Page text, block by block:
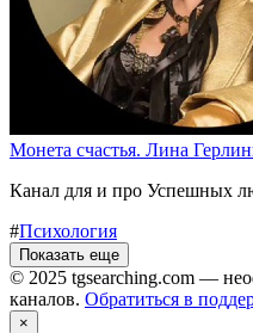
Монета счастья. Лина
Канал для и про Успешных
#Психология
Показать еще
© 2025 tgsearching.com —
каналов. Обратиться в
×